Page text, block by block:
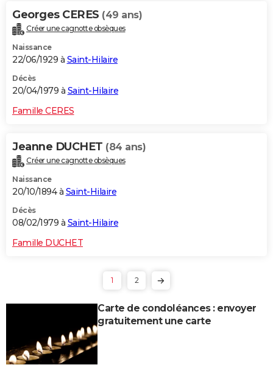
Georges CERES (49 ans)
Créer une cagnotte obsèques
Naissance
22/06/1929 à Saint-Hilaire
Décès
20/04/1979 à Saint-Hilaire
Famille CERES
Jeanne DUCHET (84 ans)
Créer une cagnotte obsèques
Naissance
20/10/1894 à Saint-Hilaire
Décès
08/02/1979 à Saint-Hilaire
Famille DUCHET
1 2
Carte de condoléances : envoyer
gratuitement une carte